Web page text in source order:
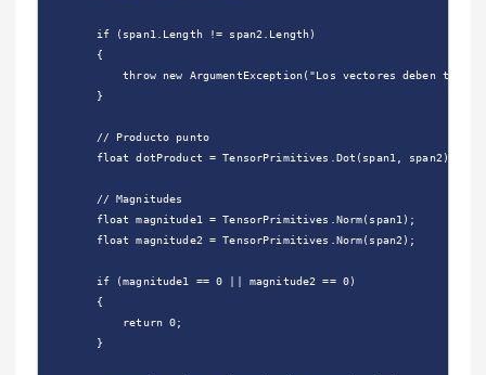
        if (span1.Length != span2.Length)
        {
throw new ArgumentException("Los vectores deben tener
        }
        // Producto punto
        float dotProduct = TensorPrimitives.Dot(span1, span2);
        // Magnitudes
        float magnitude1 = TensorPrimitives.Norm(span1);
        float magnitude2 = TensorPrimitives.Norm(span2);
        if (magnitude1 == 0 || magnitude2 == 0)
        {
            return 0;
        }